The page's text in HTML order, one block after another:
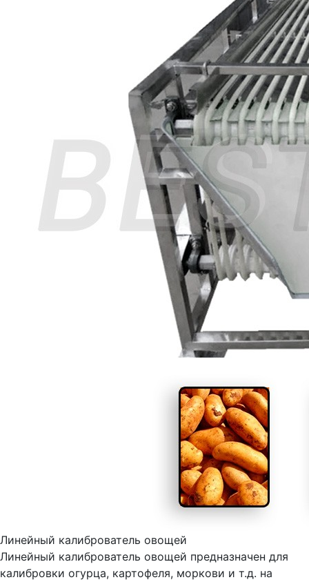
Линейный калиброватель овощей
Линейный калиброватель овощей предназначен для
калибровки огурца, картофеля, моркови и т.д. на